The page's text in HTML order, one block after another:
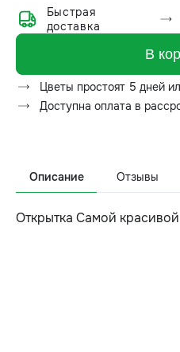
Быстрая
доставка
В
Цветы простоят 5 дней
Доступна оплата в
Описание Отзывы
Открытка Самой